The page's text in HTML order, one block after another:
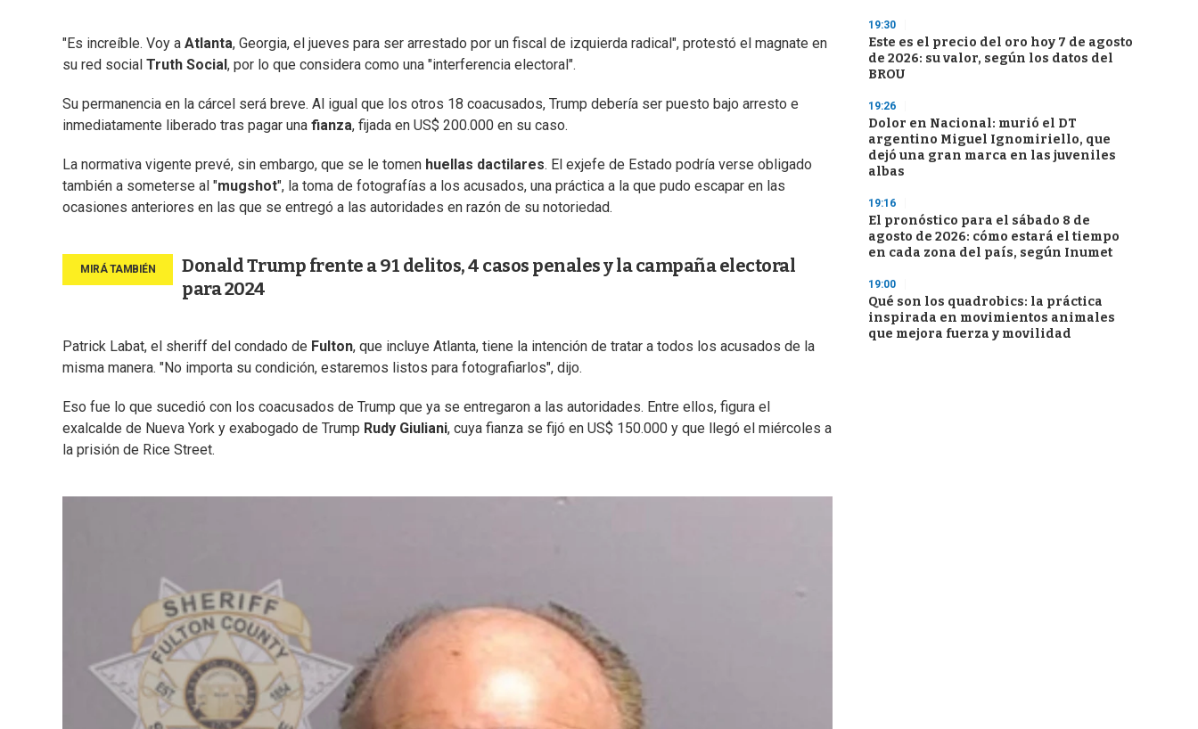
"Es increíble. Voy a Atlanta, Georgia, el jueves para ser arrestado por un fiscal de izquierda radical", protestó el magnate en
su red social Truth Social , por lo que considera como una "interferencia electoral".
Su permanencia en la cárcel será breve. Al igual que los otros 18 coacusados, Trump debería ser puesto bajo arresto e
inmediatamente liberado tras pagar una fianza, fijada en US$ 200.000 en su caso.
La normativa vigente prevé, sin embargo, que se le tomen huellas dactilares. El exjefe de Estado podría verse obligado
también a someterse al "mugshot", la toma de fotografías a los acusados, una práctica a la que pudo escapar en las
ocasiones anteriores en las que se entregó a las autoridades en razón de su notoriedad.
Donald Trump frente a 91 delitos, 4 casos penales y la campaña electoral
para 2024
Patrick Labat, el sheriff del condado de Fulton, que incluye Atlanta, tiene la intención de tratar a todos los acusados de la
misma manera. "No importa su condición, estaremos listos para fotografiarlos", dijo.
Eso fue lo que sucedió con los coacusados de Trump que ya se entregaron a las autoridades. Entre ellos, figura el
exalcalde de Nueva York y exabogado de Trump Rudy Giuliani, cuya fianza se fijó en US$ 150.000 y que llegó el miércoles a
la prisión de Rice Street.
19:30
Este es el precio del oro hoy 7 de agosto
de 2026: su valor, según los datos del
BROU
19:26
Dolor en Nacional: murió el DT
argentino Miguel Ignomiriello, que
dejó una gran marca en las juveniles
albas
19:16
El pronóstico para el sábado 8 de
agosto de 2026: cómo estará el tiempo
en cada zona del país, según Inumet
19:00
Qué son los quadrobics: la práctica
inspirada en movimientos animales
que mejora fuerza y movilidad